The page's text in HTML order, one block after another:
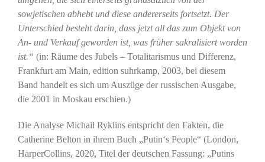
sowjetischen abhebt und diese andererseits fortsetzt. Der
Unterschied besteht darin, dass jetzt all das zum Objekt von
An- und Verkauf geworden ist, was früher sakralisiert worden
ist.“ (in: Räume des Jubels – Totalitarismus und Differenz,
Frankfurt am Main, edition suhrkamp, 2003, bei diesem
Band handelt es sich um Auszüge der russischen Ausgabe,
die 2001 in Moskau erschien.)
Die Analyse Michail Ryklins entspricht den Fakten, die
Catherine Belton in ihrem Buch „Putin‘s People“ (London,
HarperCollins, 2020, Titel der deutschen Fassung: „Putins